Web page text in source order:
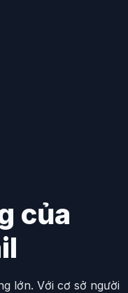
của
lớn. Với cơ sở người